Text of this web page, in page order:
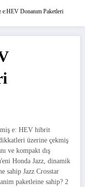
e:HEV Donanım Paketleri
e: HEV hibrit
üzerine çekmiş
ve kompakt dış
Honda Jazz, dinamik
sahip Jazz Crosstar
paketleine sahip? 2